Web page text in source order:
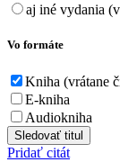
aj iné vydania
Vo formáte
Kniha (vrátane
E-kniha
Audiokniha
Sledovať titul
Pridať citát